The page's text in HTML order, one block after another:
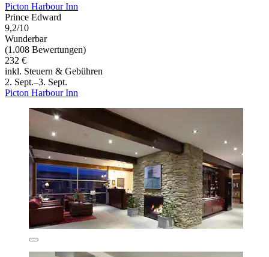
Picton Harbour Inn
Prince Edward
9,2/10
Wunderbar
(1.008 Bewertungen)
232 €
inkl. Steuern & Gebühren
2. Sept.–3. Sept.
Picton Harbour Inn